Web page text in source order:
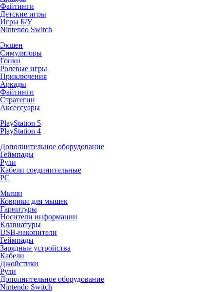
Файтинги
Детские игры
Игры Б/У
Nintendo Switch
Экшен
Симуляторы
Гонки
Ролевые игры
Приключения
Аркады
Файтинги
Стратегии
Аксессуары
PlayStation 5
PlayStation 4
Дополнительное оборудование
Геймпады
Рули
Кабели соединительные
PC
Мыши
Коврики для мышек
Гарнитуры
Носители информации
Клавиатуры
USB-накопители
Геймпады
Зарядные устройства
Кабели
Джойстики
Рули
Дополнительное оборудование
Nintendo Switch